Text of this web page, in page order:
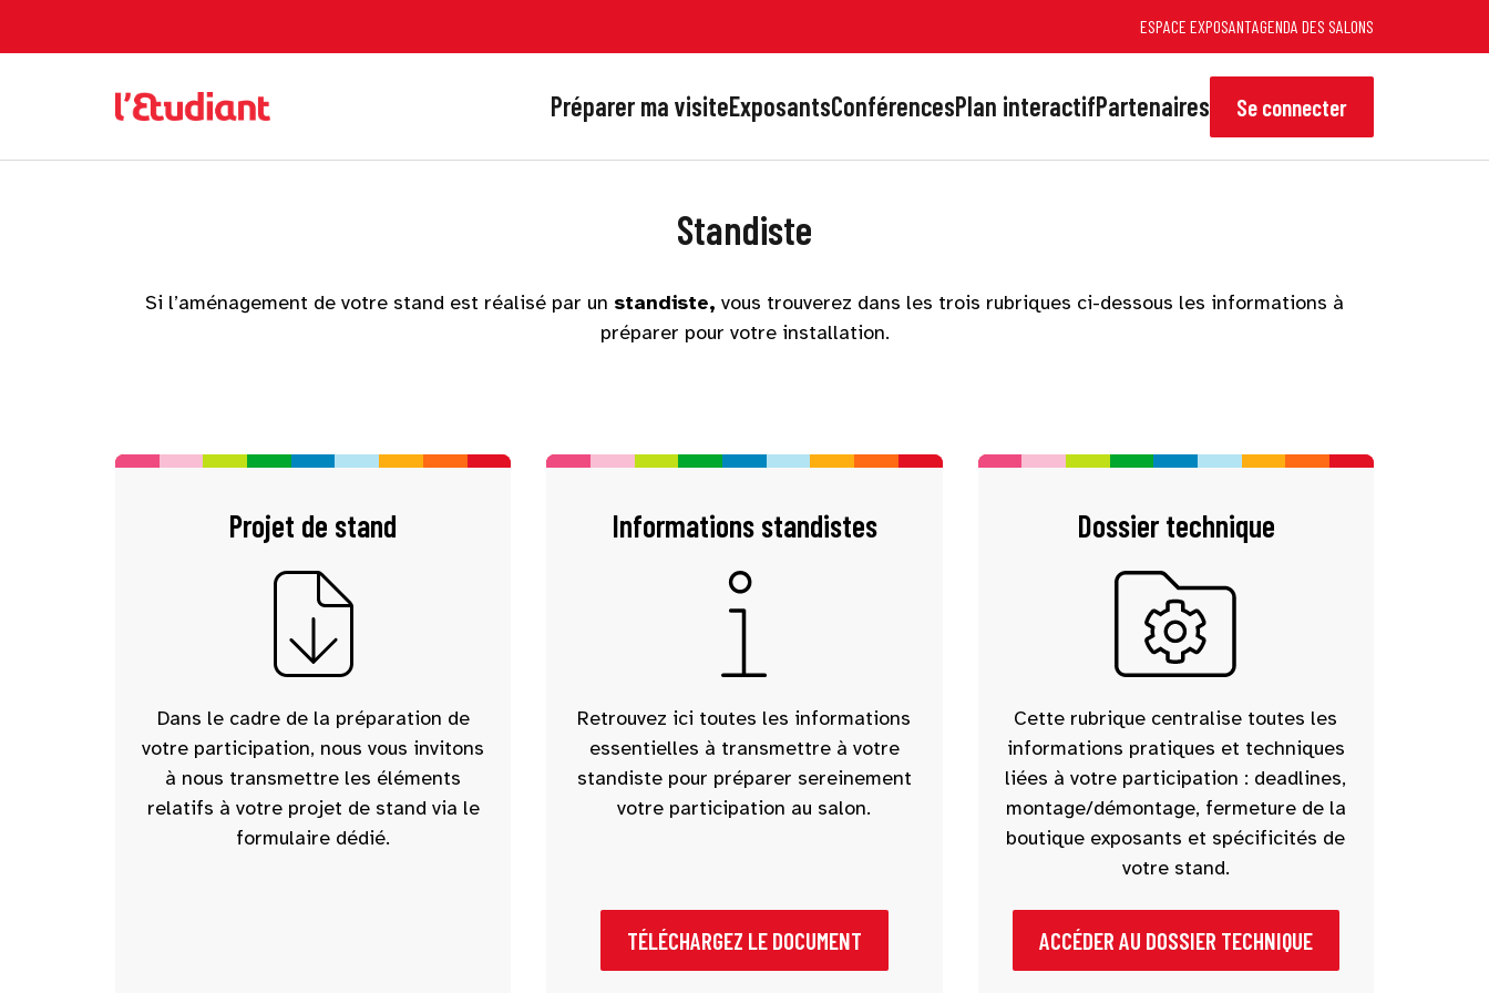
ESPACE EXPOSANTAGENDA DES SALONS
Préparer ma visiteExposantsConférencesPlan interactifPartenaires Se connecter
Standiste
Si l’aménagement de votre stand est réalisé par un standiste, vous trouverez dans les trois rubriques ci-dessous les informations à
préparer pour votre installation.
Projet de stand
Dans le cadre de la préparation de
votre participation, nous vous invitons
à nous transmettre les éléments
relatifs à votre projet de stand via le
formulaire dédié.
Informations standistes
Retrouvez ici toutes les informations
essentielles à transmettre à votre
standiste pour préparer sereinement
votre participation au salon.
TÉLÉCHARGEZ LE DOCUMENT
Dossier technique
Cette rubrique centralise toutes les
informations pratiques et techniques
liées à votre participation : deadlines,
montage/démontage, fermeture de la
boutique exposants et spécificités de
votre stand.
ACCÉDER AU DOSSIER TECHNIQUE